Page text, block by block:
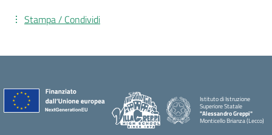
Stampa / Condividi
Istituto di Istruzione
Superiore Statale
"Alessandro Greppi"
Monticello Brianza (Lecco)